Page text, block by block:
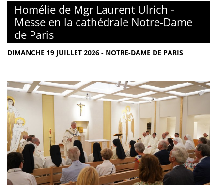
Homélie de Mgr Laurent Ulrich -
Messe en la cathédrale Notre-Dame
de Paris
DIMANCHE 19 JUILLET 2026 - NOTRE-DAME DE PARIS